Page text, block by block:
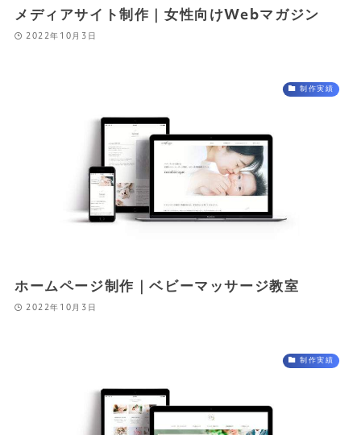
メディアサイト制作｜女性向けWebマガジン
2022年10月3日
制作実績
ホームページ制作｜ベビーマッサージ教室
2022年10月3日
制作実績